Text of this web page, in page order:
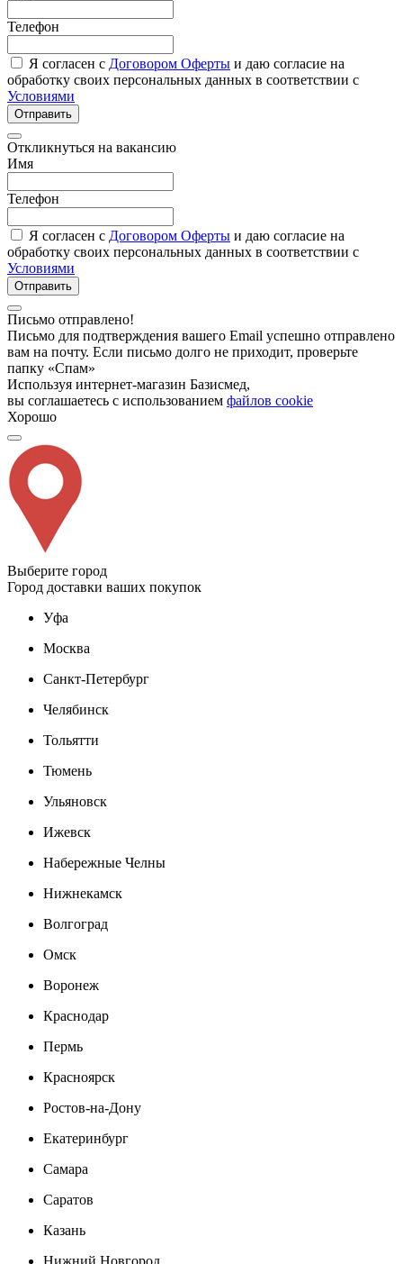
Телефон
Я согласен с Договором Оферты и даю согласие на
обработку своих персональных данных в соответствии с
Условиями
Отправить
Откликнуться на вакансию
Имя
Телефон
Я согласен с Договором Оферты и даю согласие на
обработку своих персональных данных в соответствии с
Условиями
Отправить
Письмо отправлено!
Письмо для подтверждения вашего Email успешно отправлено
вам на почту. Если письмо долго не приходит, проверьте
папку «Спам»
Используя интернет-магазин Базисмед,
вы соглашаетесь с использованием файлов cookie
Хорошо
Выберите город
Город доставки ваших покупок
Уфа
Москва
Санкт-Петербург
Челябинск
Тольятти
Тюмень
Ульяновск
Ижевск
Набережные Челны
Нижнекамск
Волгоград
Омск
Воронеж
Краснодар
Пермь
Красноярск
Ростов-на-Дону
Екатеринбург
Самара
Саратов
Казань
Нижний Новгород